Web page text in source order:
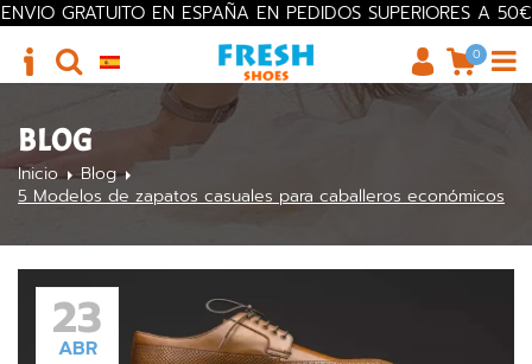
ENVIO GRATUITO EN ESPAÑA EN PEDIDOS SUPERIORES A 50€
0
BLOG
Inicio
Blog
5 Modelos de zapatos casuales para caballeros económicos
23
ABR